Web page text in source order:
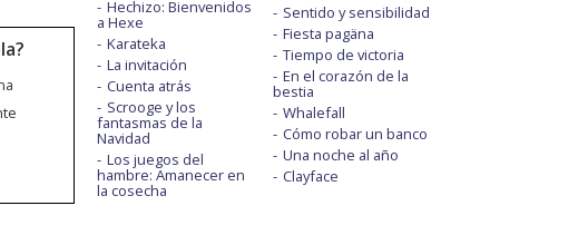
Hechizo: Bienvenidos
a Hexe
Karateka
La invitación
Cuenta atrás
Scrooge y los
fantasmas de la
Navidad
Los juegos del
hambre: Amanecer en
la cosecha
Sentido y sensibilidad
Fiesta pagäna
Tiempo de victoria
En el corazón de la
bestia
Whalefall
Cómo robar un banco
Una noche al año
Clayface